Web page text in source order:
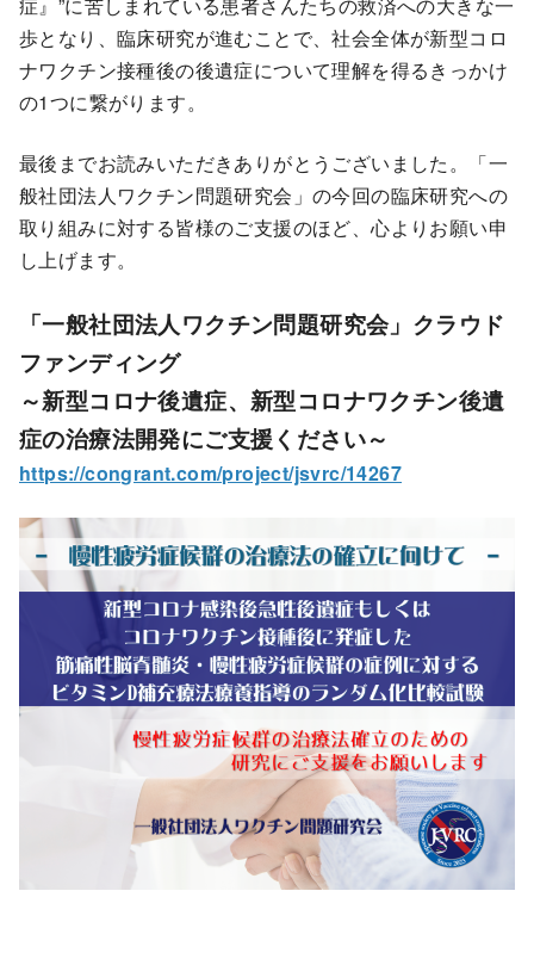
歩となり、臨床研究が進むことで、社会全体が新型コロ
ナワクチン接種後の後遺症について理解を得るきっかけ
の1つに繋がります。
最後までお読みいただきありがとうございました。「一
般社団法人ワクチン問題研究会」の今回の臨床研究への
取り組みに対する皆様のご支援のほど、心よりお願い申
し上げます。
「一般社団法人ワクチン問題研究会」クラウド
ファンディング
～新型コロナ後遺症、新型コロナワクチン後遺
症の治療法開発にご支援ください～
https://congrant.com/project/jsvrc/14267